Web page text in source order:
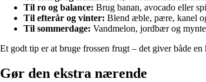
Til ro og balance: Brug banan, avocado eller
Til efterår og vinter: Blend æble, pære, kanel
Til sommerdage: Vandmelon, jordbær og
Et godt tip er at bruge frossen frugt – det giver både
Gør den ekstra nærende